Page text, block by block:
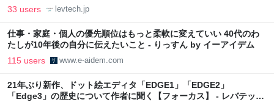
33 users levtech.jp
仕事・家庭・個人の優先順位はもっと柔軟に変えていい 40代のわ
たしが10年後の自分に伝えたいこと - りっすん by イーアイデム
115 users www.e-aidem.com
21年ぶり新作、ドット絵エディタ「EDGE1」「EDGE2」
「Edge3」の歴史について作者に聞く【フォーカス】 - レバテック